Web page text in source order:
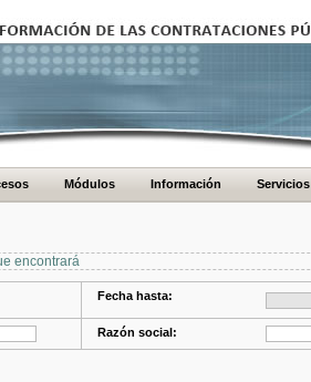
Módulos Información Servicios
encontrará
Fecha hasta:
Razón social: